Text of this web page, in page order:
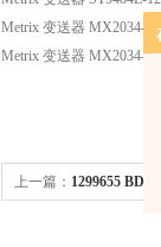
Metrix 变送器 MX2034-01-
Metrix 变送器 MX2034-
上一篇： 1299655 BDE